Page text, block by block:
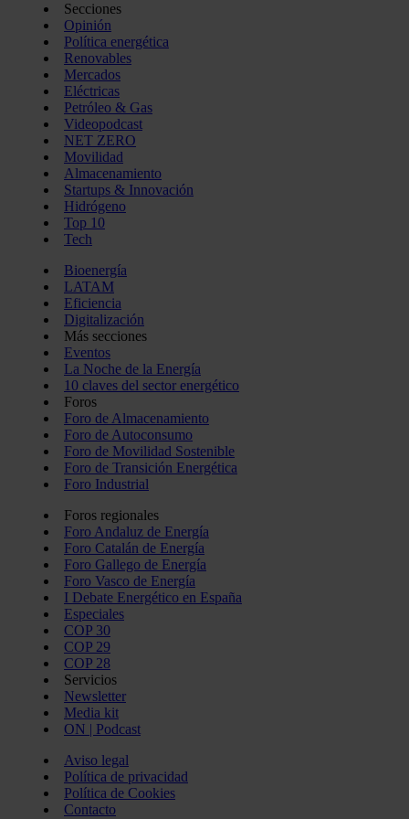
Secciones
Opinión
Política energética
Renovables
Mercados
Eléctricas
Petróleo & Gas
Videopodcast
NET ZERO
Movilidad
Almacenamiento
Startups & Innovación
Hidrógeno
Top 10
Tech
Bioenergía
LATAM
Eficiencia
Digitalización
Más secciones
Eventos
La Noche de la Energía
10 claves del sector energético
Foros
Foro de Almacenamiento
Foro de Autoconsumo
Foro de Movilidad Sostenible
Foro de Transición Energética
Foro Industrial
Foros regionales
Foro Andaluz de Energía
Foro Catalán de Energía
Foro Gallego de Energía
Foro Vasco de Energía
I Debate Energético en España
Especiales
COP 30
COP 29
COP 28
Servicios
Newsletter
Media kit
ON | Podcast
Aviso legal
Política de privacidad
Política de Cookies
Contacto